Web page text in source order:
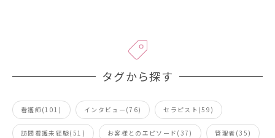
タグから探す
看護師(101) インタビュー(76) セラピスト(59)
訪問看護未経験(51) お客様とのエピソード(37) 管理者(35)